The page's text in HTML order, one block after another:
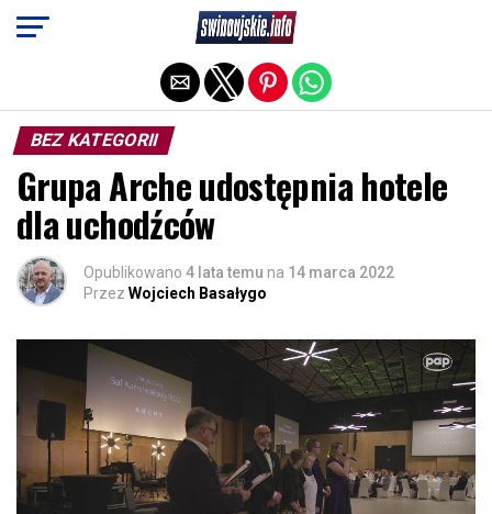
BEZ KATEGORII
Grupa Arche udostępnia hotele
dla uchodźców
Opublikowano 4 lata temu na 14 marca 2022
Przez Wojciech Basałygo
Exit mobile version